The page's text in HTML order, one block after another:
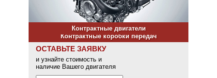
Контрактные двигатели
Контрактные коробки передач
ОСТАВЬТЕ ЗАЯВКУ
и узнайте стоимость и
наличие Вашего двигателя